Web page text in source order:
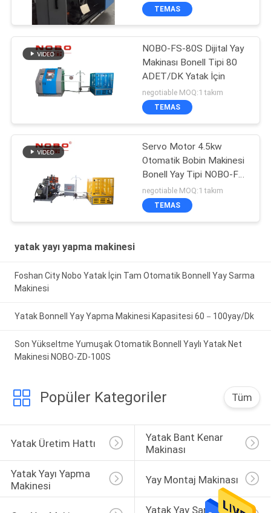
TEMAS
NOBO-FS-80S Dijital Yay
Makinası Bonell Tipi 80
ADET/DK Yatak İçin
negotiable MOQ:1 takım
TEMAS
Servo Motor 4.5kw
Otomatik Bobin Makinesi
Bonell Yay Tipi NOBO-FS-
65
negotiable MOQ:1 takım
TEMAS
yatak yayı yapma makinesi
Foshan City Nobo Yatak İçin Tam Otomatik Bonnell Yay Sarma
Makinesi
Yatak Bonnell Yay Yapma Makinesi Kapasitesi 60－100yay/Dk
Son Yükseltme Yumuşak Otomatik Bonnell Yaylı Yatak Net
Makinesi NOBO-ZD-100S
Popüler Kategoriler Tüm
Yatak Üretim Hattı
Yatak Bant Kenar
Makinası
Yatak Yayı Yapma
Makinesi
Yay Montaj Makinası
Yatak Yay Sarma